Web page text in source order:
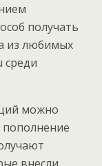
получать
из любимых
среди
можно
внесли